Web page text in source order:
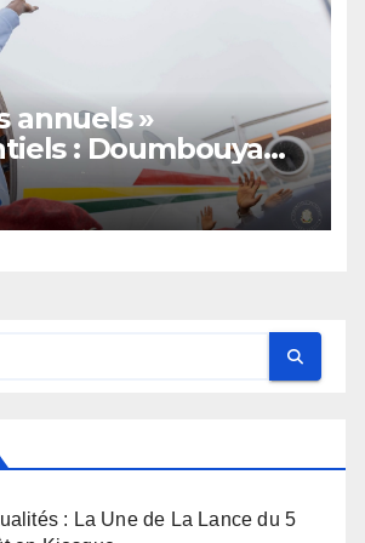
annuels »
: Doumbouya
l’opposition s’agite,
: La Une de La Lance du 5